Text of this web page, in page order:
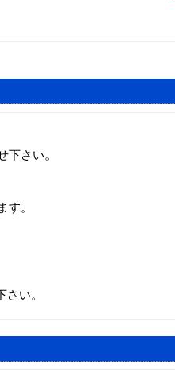
下さい。
す。
い。